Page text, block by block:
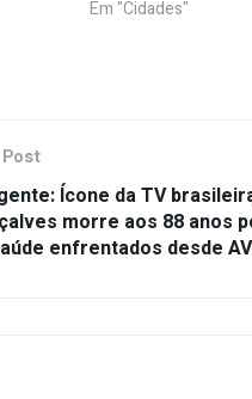
Em "Cidades"
Ícone da TV
morre aos 88 anos
enfrentados desde